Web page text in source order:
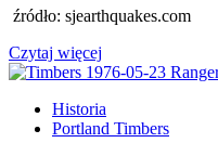
źródło: sjearthquakes.com
Czytaj więcej
się
o
100
Historia
Portland Timbers